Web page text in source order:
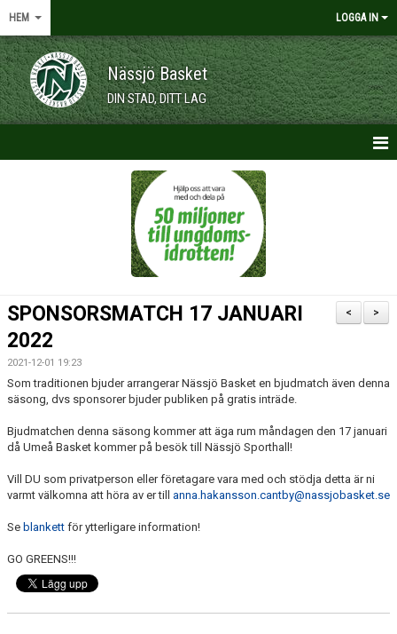
HEM LOGGA IN
Nässjö Basket
DIN STAD, DITT LAG
VÅRA LAG/TRÄNARE
UNGDOMSSEKTIONEN
MEDIA
ALF HÅKANSSONS MINNESFOND
>
<
SPONSORSMATCH 17 JANUARI
2022
2021-12-01 19:23
Som traditionen bjuder arrangerar Nässjö Basket en bjudmatch även denna
säsong, dvs sponsorer bjuder publiken på gratis inträde.
Bjudmatchen denna säsong kommer att äga rum måndagen den 17 januari
då Umeå Basket kommer på besök till Nässjö Sporthall!
Vill DU som privatperson eller företagare vara med och stödja detta är ni
varmt välkomna att höra av er till anna.hakansson.cantby@nassjobasket.se
Se blankett för ytterligare information!
GO GREENS!!!